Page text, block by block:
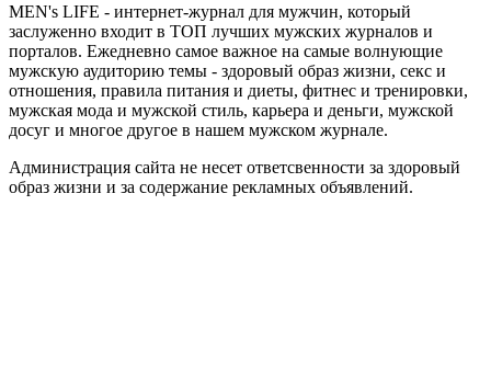
MEN's LIFE - интернет-журнал для мужчин, который
заслуженно входит в ТОП лучших мужских журналов и
порталов. Ежедневно самое важное на самые волнующие
мужскую аудиторию темы - здоровый образ жизни, секс и
отношения, правила питания и диеты, фитнес и тренировки,
мужская мода и мужской стиль, карьера и деньги, мужской
досуг и многое другое в нашем мужском журнале.
Администрация сайта не несет ответсвенности за здоровый
образ жизни и за содержание рекламных объявлений.